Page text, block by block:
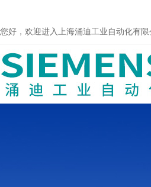
您好，欢迎进入上海涌迪工业自动化有限